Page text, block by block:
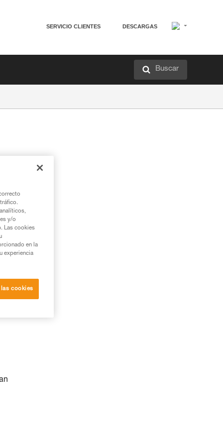
SERVICIO CLIENTES DESCARGAS
Buscar
y/o
Las cookies
en la
experiencia
cookies